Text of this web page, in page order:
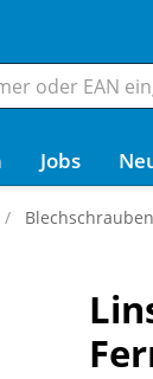
Jobs